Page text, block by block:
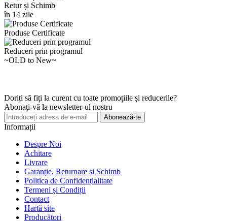
Retur și Schimb
în 14 zile
Produse Certificate
Reduceri prin programul
~OLD to New~
Doriți să fiți la curent cu toate promoțiile și reducerile?
Abonați-vă la newsletter-ul nostru
Abonează-te
Informații
Despre Noi
Achitare
Livrare
Garanție, Returnare și Schimb
Politica de Confidențialitate
Termeni și Condiții
Contact
Hartă site
Producători